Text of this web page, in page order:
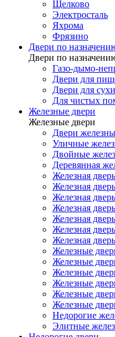
Щелково
Электросталь
Яхрома
Фрязино
Двери по
Двери по
Газо-дымо-
Двери для
Двери для
Для чистых
Железные двери
Железные двери
Двери
Уличные
Двойные
Деревянная
Железная
Железная
Железная
Железная
Железная
Железная
Железная
Железные
Железные
Железные
Железные
Железные
Железные
Недорогие
Элитные